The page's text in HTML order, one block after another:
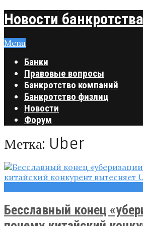
Новости банкротства
Menu
Банки
Правовые вопросы
Банкротство компаний
Банкротство физлиц
Новости
Форум
Метка: Uber
Бесславный конец